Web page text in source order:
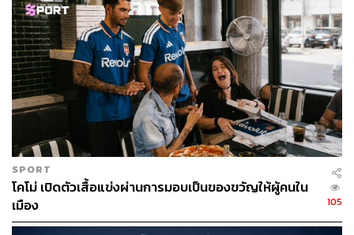
SPORT
โคโม่ เปิดตัวเสื้อแข่งผ่านการมอบเป็นของขวัญให้ผู้คนใน
เมือง
105